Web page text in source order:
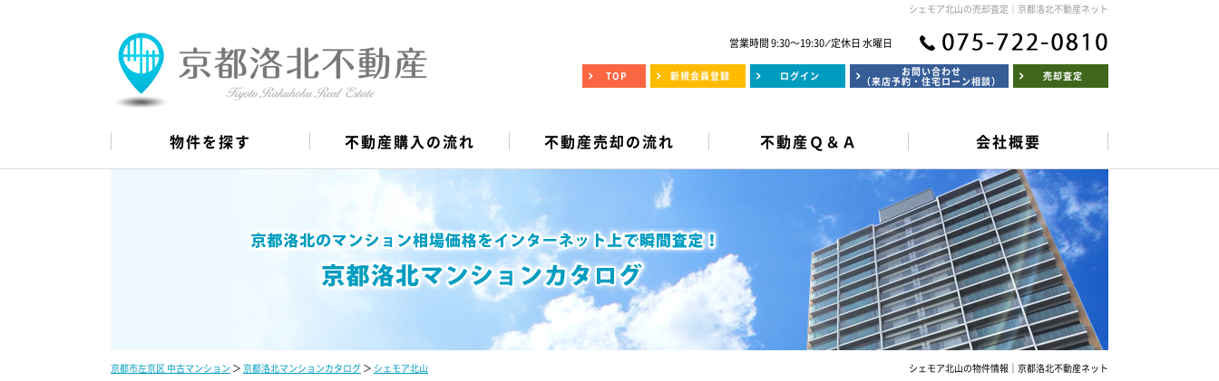
シェモア北山の売却査定｜京都洛北不動産ネット
営業時間 9:30～19:30 ⁄ 定休日 水曜日
TOP 新規会員登録 ログイン お問い合わせ
（来店予約・住宅ローン相談） 売却査定
物件を探す 不動産購入の流れ 不動産売却の流れ 不動産Ｑ＆Ａ 会社概要
京都市左京区 中古マンション ＞ 京都洛北マンションカタログ ＞ シェモア北山 シェモア北山の物件情報｜京都洛北不動産ネット